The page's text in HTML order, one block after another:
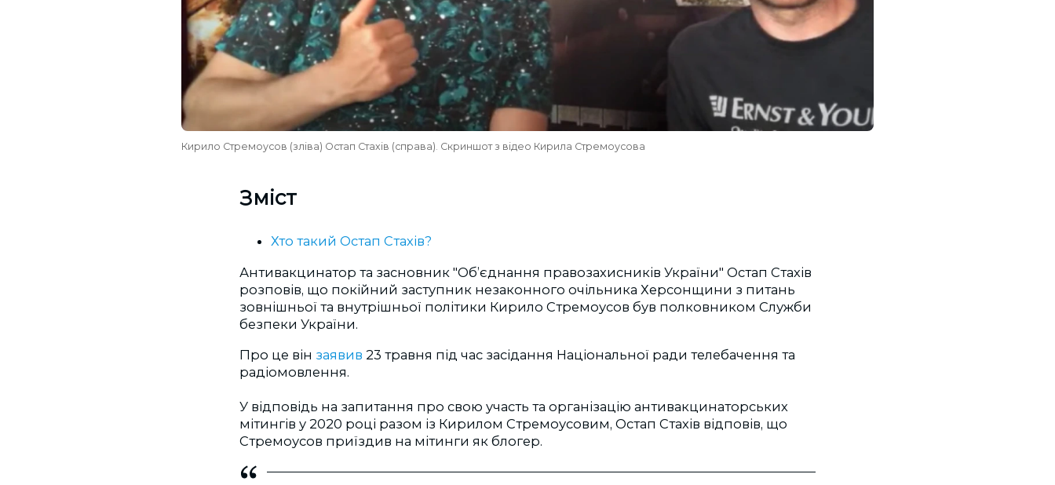
Кирило Стремоусов (зліва) Остап Стахів (справа). Скриншот з відео Кирила Стремоусова
Зміст
Хто такий Остап Стахів?
Антивакцинатор та засновник "Обʼєднання правозахисників України" Остап Стахів
розповів, що покійний заступник незаконного очільника Херсонщини з питань
зовнішньої та внутрішньої політики Кирило Стремоусов був полковником Служби
безпеки України.
Про це він заявив 23 травня під час засідання Національної ради телебачення та
радіомовлення.
У відповідь на запитання про свою участь та організацію антивакцинаторських
мітингів у 2020 році разом із Кирилом Стремоусовим, Остап Стахів відповів, що
Стремоусов приїздив на мітинги як блогер.